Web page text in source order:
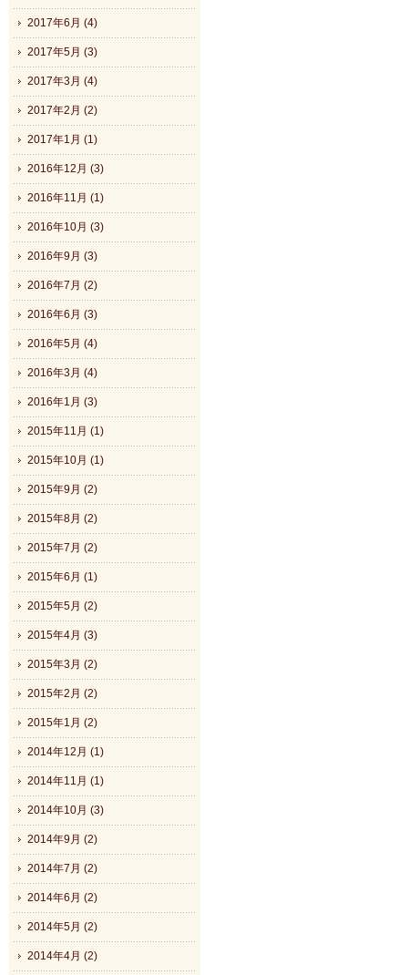
2017年6月 (4)
2017年5月 (3)
2017年3月 (4)
2017年2月 (2)
2017年1月 (1)
2016年12月 (3)
2016年11月 (1)
2016年10月 (3)
2016年9月 (3)
2016年7月 (2)
2016年6月 (3)
2016年5月 (4)
2016年3月 (4)
2016年1月 (3)
2015年11月 (1)
2015年10月 (1)
2015年9月 (2)
2015年8月 (2)
2015年7月 (2)
2015年6月 (1)
2015年5月 (2)
2015年4月 (3)
2015年3月 (2)
2015年2月 (2)
2015年1月 (2)
2014年12月 (1)
2014年11月 (1)
2014年10月 (3)
2014年9月 (2)
2014年7月 (2)
2014年6月 (2)
2014年5月 (2)
2014年4月 (2)